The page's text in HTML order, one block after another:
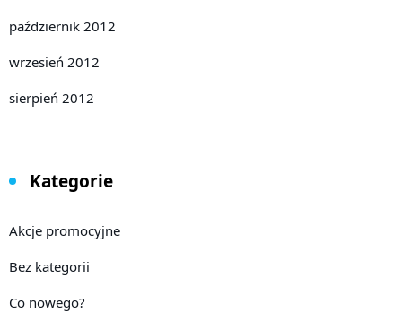
październik 2012
wrzesień 2012
sierpień 2012
Kategorie
Akcje promocyjne
Bez kategorii
Co nowego?